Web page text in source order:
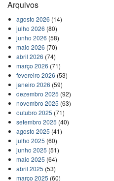
Arquivos
agosto 2026 (14)
julho 2026 (80)
junho 2026 (58)
maio 2026 (70)
abril 2026 (74)
março 2026 (71)
fevereiro 2026 (53)
janeiro 2026 (59)
dezembro 2025 (92)
novembro 2025 (63)
outubro 2025 (71)
setembro 2025 (40)
agosto 2025 (41)
julho 2025 (60)
junho 2025 (51)
maio 2025 (64)
abril 2025 (53)
março 2025 (60)